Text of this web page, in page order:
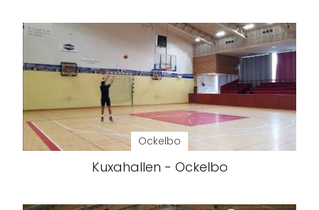
Ockelbo
Kuxahallen - Ockelbo